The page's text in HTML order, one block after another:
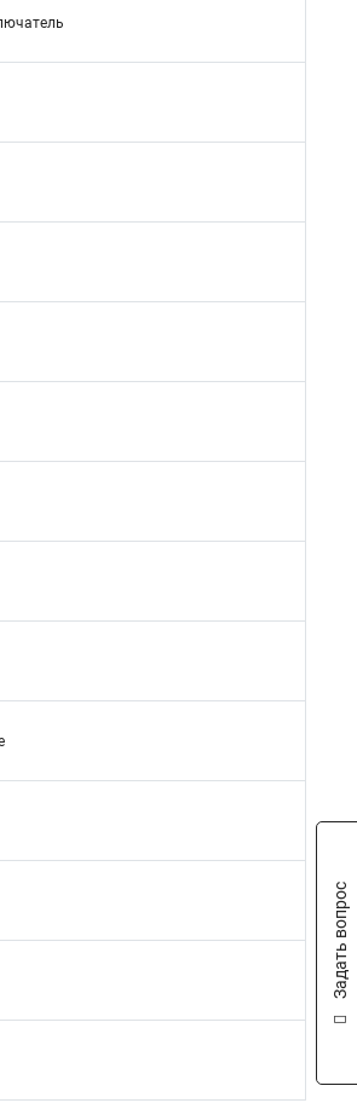
Задать вопрос